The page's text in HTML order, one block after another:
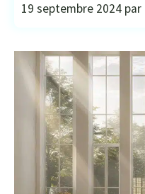
19 septembre 2024 par